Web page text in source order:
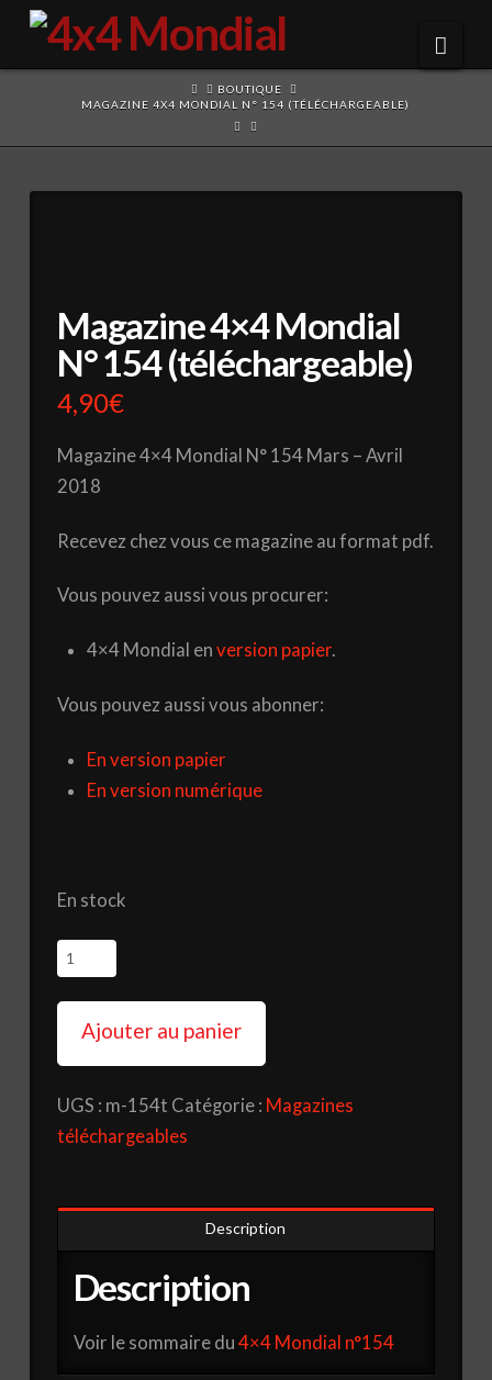
HOMEBOUTIQUE
MAGAZINE 4X4 MONDIAL N° 154 (TÉLÉCHARGEABLE)
Magazine 4×4 Mondial
N° 154 (téléchargeable)
4,90€
Magazine 4×4 Mondial N° 154 Mars – Avril
2018
Recevez chez vous ce magazine au format pdf.
Vous pouvez aussi vous procurer:
4×4 Mondial enversion papier.
Vous pouvez aussi vous abonner:
En version papier
En version numérique
En stock
quantité
de
4x4
N°
154
Ajouter au panier
UGS : m-154t Catégorie : Magazines
téléchargeables
Description
Description
Voir le sommaire du 4×4 Mondial n°154